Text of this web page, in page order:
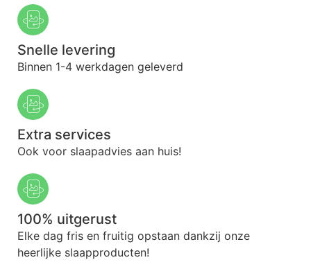
Snelle levering
Binnen 1-4 werkdagen geleverd
Extra services
Ook voor slaapadvies aan huis!
100% uitgerust
Elke dag fris en fruitig opstaan dankzij onze
heerlijke slaapproducten!